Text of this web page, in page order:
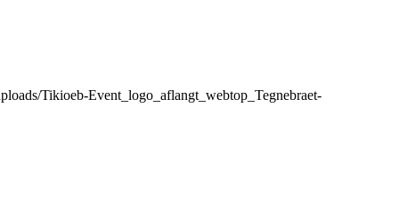
Tikioeb-Event_logo_aflangt_webtop_Tegnebraet-